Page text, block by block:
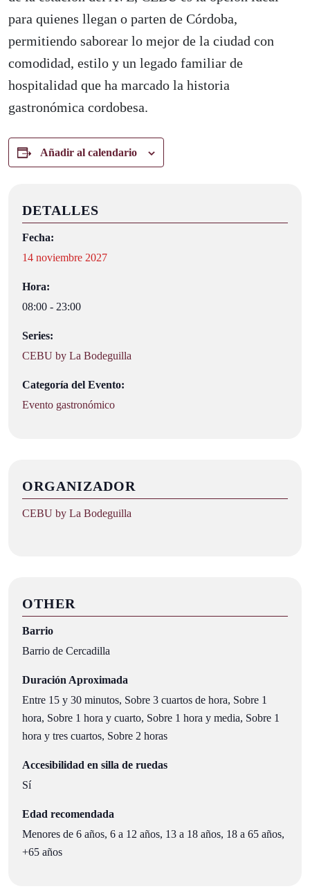
para quienes llegan o parten de Córdoba,
permitiendo saborear lo mejor de la ciudad con
comodidad, estilo y un legado familiar de
hospitalidad que ha marcado la historia
gastronómica cordobesa.
Añadir al calendario
DETALLES
Fecha:
14 noviembre 2027
Hora:
08:00 - 23:00
Series:
CEBU by La Bodeguilla
Categoría del Evento:
Evento gastronómico
ORGANIZADOR
CEBU by La Bodeguilla
OTHER
Barrio
Barrio de Cercadilla
Duración Aproximada
Entre 15 y 30 minutos, Sobre 3 cuartos de hora, Sobre 1
hora, Sobre 1 hora y cuarto, Sobre 1 hora y media, Sobre 1
hora y tres cuartos, Sobre 2 horas
Accesibilidad en silla de ruedas
Sí
Edad recomendada
Menores de 6 años, 6 a 12 años, 13 a 18 años, 18 a 65 años,
+65 años